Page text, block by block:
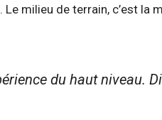
milieu de terrain, c’est
du haut niveau.